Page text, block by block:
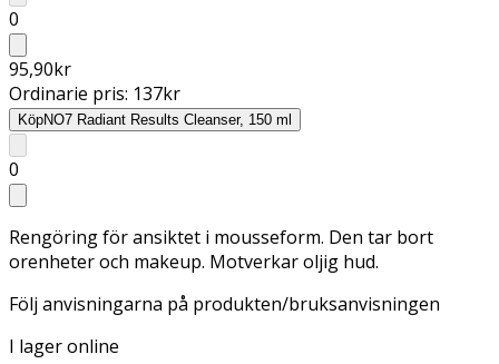
0
95,90kr
Ordinarie pris: 137kr
KöpNO7 Radiant Results Cleanser, 150 ml
0
Rengöring för ansiktet i mousseform. Den tar bort
orenheter och makeup. Motverkar oljig hud.
Följ anvisningarna på produkten/bruksanvisningen
I lager online